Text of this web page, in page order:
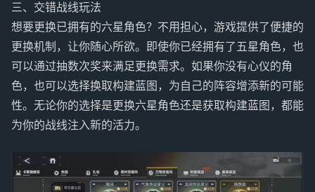
三、交错战线玩法
想要更换已拥有的六星角色？不用担心，游戏提供了便捷的
更换机制，让你随心所欲。即使你已经拥有了五星角色，也
可以通过抽数次奖来满足更换需求。如果你没有心仪的角
色，也可以选择换取构建蓝图，为自己的阵容增添新的可能
性。无论你的选择是更换六星角色还是获取构建蓝图，都能
为你的战线注入新的活力。